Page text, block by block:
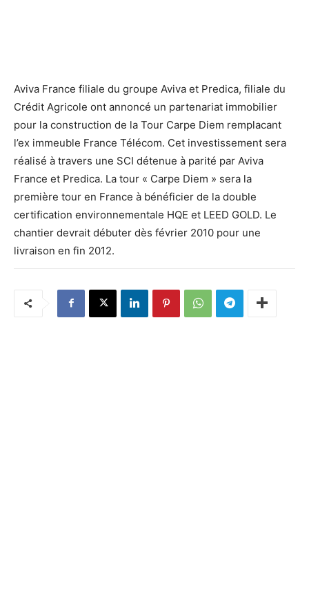
Aviva France filiale du groupe Aviva et Predica, filiale du
Crédit Agricole ont annoncé un partenariat immobilier
pour la construction de la Tour Carpe Diem remplacant
l’ex immeuble France Télécom. Cet investissement sera
réalisé à travers une SCI détenue à parité par Aviva
France et Predica. La tour « Carpe Diem » sera la
première tour en France à bénéficier de la double
certification environnementale HQE et LEED GOLD. Le
chantier devrait débuter dès février 2010 pour une
livraison en fin 2012.